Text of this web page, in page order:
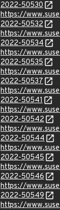
2022-50530
https://
2022-50532
https://
2022-50534
https://
2022-50535
https://
2022-50537
https://
2022-50541
https://
2022-50542
https://
2022-50544
https://
2022-50545
https://
2022-50546
https://
2022-50549
https://